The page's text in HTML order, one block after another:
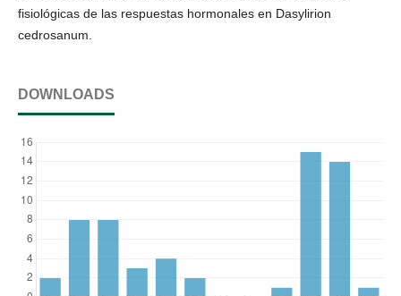
fisiológicas de las respuestas hormonales en Dasylirion
cedrosanum.
DOWNLOADS